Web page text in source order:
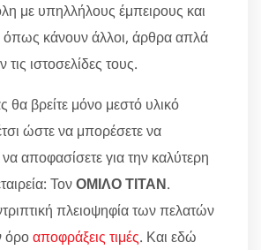
με υπηλλήλους έμπειρους και
όπως κάνουν άλλοι, άρθρα απλά
τις ιστοσελίδες τους.
θα βρείτε μόνο μεστό υλικό
ώστε να μπορέσετε να
να αποφασίσετε για την καλύτερη
ΤονΟΜΙΛΟ ΤΙΤΑΝ.
πλειοψηφία των πελατών
όροαποφράξεις τιμές. Και εδώ